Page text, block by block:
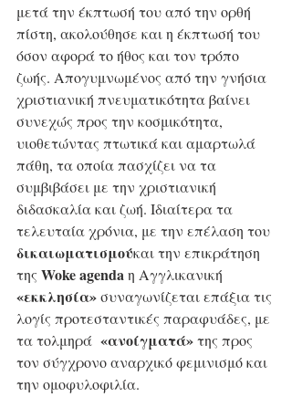
μετά την έκπτωσή του από την ορθή
πίστη, ακολούθησε και η έκπτωσή του
όσον αφορά το ήθος και τον τρόπο
ζωής. Απογυμνωμένος από την γνήσια
χριστιανική πνευματικότητα βαίνει
συνεχώς προς την κοσμικότητα,
υιοθετώντας πτωτικά και αμαρτωλά
πάθη, τα οποία πασχίζει να τα
συμβιβάσει με την χριστιανική
διδασκαλία και ζωή. Ιδιαίτερα τα
τελευταία χρόνια, με την επέλαση του
δικαιωματισμούκαι την επικράτηση
της Woke agenda η Αγγλικανική
«εκκλησία» συναγωνίζεται επάξια τις
λογίς προτεσταντικές παραφυάδες, με
τα τολμηρά «ανοίγματά» της προς
τον σύγχρονο αναρχικό φεμινισμό και
την ομοφυλοφιλία.